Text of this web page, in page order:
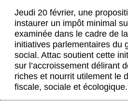
Boutique
Jeudi 20 février, une
instaurer un impôt minimal
examinée dans le cadre de
initiatives parlementaires du
social. Attac soutient cette
sur l’accroissement délirant
riches et nourrit utilement le
fiscale, sociale et écologique.